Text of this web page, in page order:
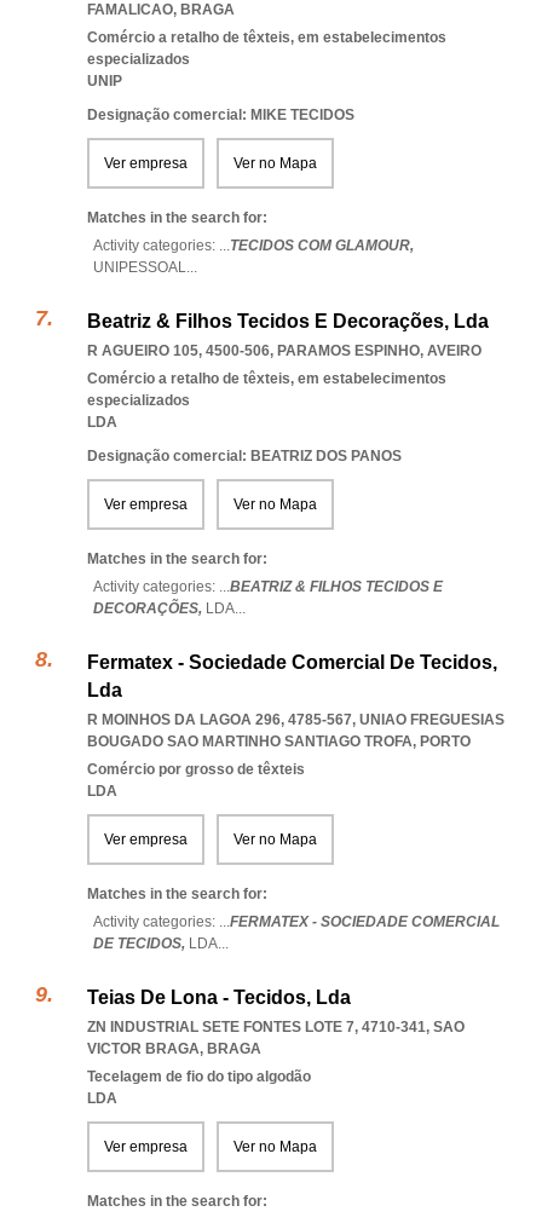
FAMALICAO, BRAGA
Comércio a retalho de têxteis, em estabelecimentos
especializados
UNIP
Designação comercial: MIKE TECIDOS
Ver empresa Ver no Mapa
Matches in the search for:
Activity categories: ...TECIDOS COM GLAMOUR,
UNIPESSOAL...
Beatriz & Filhos Tecidos E Decorações, Lda
R AGUEIRO 105, 4500-506, PARAMOS ESPINHO, AVEIRO
Comércio a retalho de têxteis, em estabelecimentos
especializados
LDA
Designação comercial: BEATRIZ DOS PANOS
Ver empresa Ver no Mapa
Matches in the search for:
Activity categories: ...BEATRIZ & FILHOS TECIDOS E
DECORAÇÕES, LDA...
Fermatex - Sociedade Comercial De Tecidos,
Lda
R MOINHOS DA LAGOA 296, 4785-567, UNIAO FREGUESIAS
BOUGADO SAO MARTINHO SANTIAGO TROFA, PORTO
Comércio por grosso de têxteis
LDA
Ver empresa Ver no Mapa
Matches in the search for:
Activity categories: ...FERMATEX - SOCIEDADE COMERCIAL
DE TECIDOS, LDA...
Teias De Lona - Tecidos, Lda
ZN INDUSTRIAL SETE FONTES LOTE 7, 4710-341, SAO
VICTOR BRAGA, BRAGA
Tecelagem de fio do tipo algodão
LDA
Ver empresa Ver no Mapa
Matches in the search for: